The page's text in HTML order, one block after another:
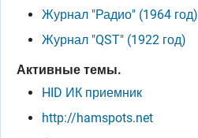
Журнал "Радио" (1964 год)
Журнал "QST" (1922 год)
Активные темы.
HID ИК приемник
http://hamspots.net